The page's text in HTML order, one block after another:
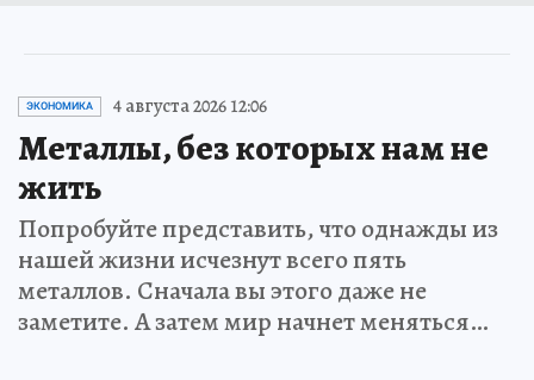
ЭКОНОМИКА 4 августа 2026 12:06
Металлы, без которых нам не
жить
Попробуйте представить, что однажды из
нашей жизни исчезнут всего пять
металлов. Сначала вы этого даже не
заметите. А затем мир начнет меняться…